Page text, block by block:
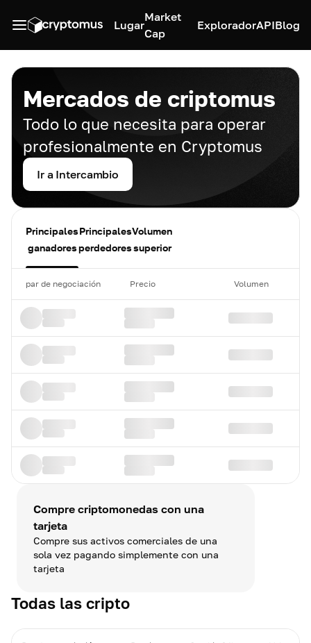
Lugar
Market
Cap
ExploradorAPIBlog
Mercados de criptomus
Todo lo que necesita para operar
profesionalmente en Cryptomus
Ir a Intercambio
Principales
ganadores
Principales
perdedores
Volumen
superior
par de negociación Precio Volumen
Compre criptomonedas con una
tarjeta
Compre sus activos comerciales de una
sola vez pagando simplemente con una
tarjeta
Todas las cripto